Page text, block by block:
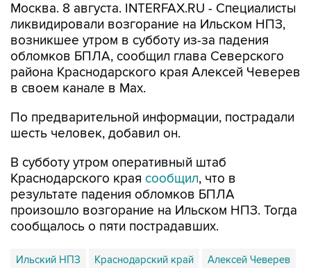
Москва. 8 августа. INTERFAX.RU - Специалисты
ликвидировали возгорание на Ильском НПЗ,
возникшее утром в субботу из-за падения
обломков БПЛА, сообщил глава Северского
района Краснодарского края Алексей Чеверев
в своем канале в Max.
По предварительной информации, пострадали
шесть человек, добавил он.
В субботу утром оперативный штаб
Краснодарского края сообщил, что в
результате падения обломков БПЛА
произошло возгорание на Ильском НПЗ. Тогда
сообщалось о пяти пострадавших.
Ильский НПЗ Краснодарский край Алексей Чеверев